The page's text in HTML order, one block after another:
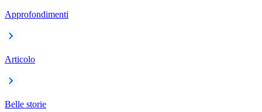
Approfondimenti
Articolo
Belle storie